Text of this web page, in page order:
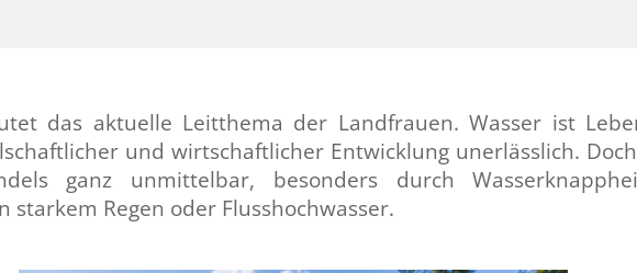
das aktuelle Leitthema der Landfrauen. Wasser ist
und wirtschaftlicher Entwicklung unerlässlich.
ganz unmittelbar, besonders durch
starkem Regen oder Flusshochwasser.